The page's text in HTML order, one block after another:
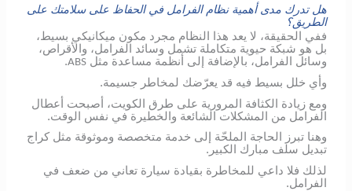
هل تدرك مدى أهمية نظام الفرامل في الحفاظ على سلامتك على
الطريق؟
ففي الحقيقة، لا يعد هذا النظام مجرد مكون ميكانيكي بسيط،
بل هو شبكة حيوية متكاملة تشمل وسائد الفرامل، والأقراص،
وسائل الفرامل، بالإضافة إلى أنظمة مساعدة مثلABS
.
وأي خلل بسيط فيه قد يعرّضك لمخاطر جسيمة.
ومع زيادة الكثافة المرورية على طرق الكويت، أصبحت أعطال
الفرامل من المشكلات الشائعة والخطيرة في نفس الوقت.
وهنا تبرز الحاجة الملحّة إلى خدمة متخصصة وموثوقة مثل كراج
تبديل سلف مبارك الكبير.
لذلك فلا داعي للمخاطرة بقيادة سيارة تعاني من ضعف في
الفرامل.